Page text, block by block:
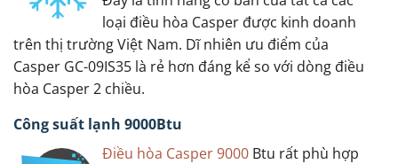
loại điều hòa Casper được kinh doanh
trên thị trường Việt Nam. Dĩ nhiên ưu điểm của
Casper GC-09IS35 là rẻ hơn đáng kể so với dòng điều
hòa Casper 2 chiều.
Công suất lạnh 9000Btu
Điều hòa Casper 9000 Btu rất phù hợp